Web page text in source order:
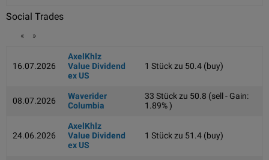
Social Trades
« »
16.07.2026
AxelKhlz
Value Dividend
ex US
1 Stück zu 50.4 (buy)
08.07.2026
Waverider
Columbia
33 Stück zu 50.8 (sell - Gain:
1.89% )
24.06.2026
AxelKhlz
Value Dividend
ex US
1 Stück zu 51.4 (buy)